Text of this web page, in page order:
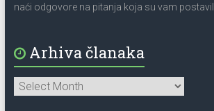
naći odgovore na pitanja koja su vam
Arhiva članaka